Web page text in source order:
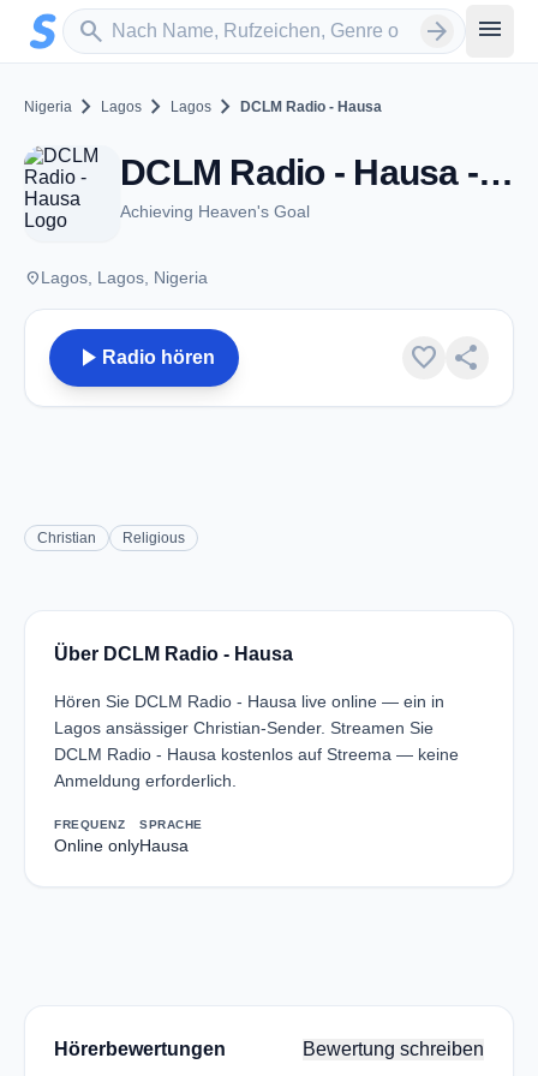
Zum Hauptinhalt springen
search
Sender suchen arrow_forward menu
Nigeria chevron_right Lagos chevron_right Lagos chevron_right DCLM Radio - Hausa
DCLM Radio - Hausa - Lagos
Achieving Heaven's Goal
placeLagos, Lagos, Nigeria
play_arrow Radio hören favorite share
Christian Religious
Über DCLM Radio - Hausa
Hören Sie DCLM Radio - Hausa live online — ein in
Lagos ansässiger Christian-Sender. Streamen Sie
DCLM Radio - Hausa kostenlos auf Streema — keine
Anmeldung erforderlich.
FREQUENZ
Online only
SPRACHE
Hausa
Hörerbewertungen Bewertung schreiben